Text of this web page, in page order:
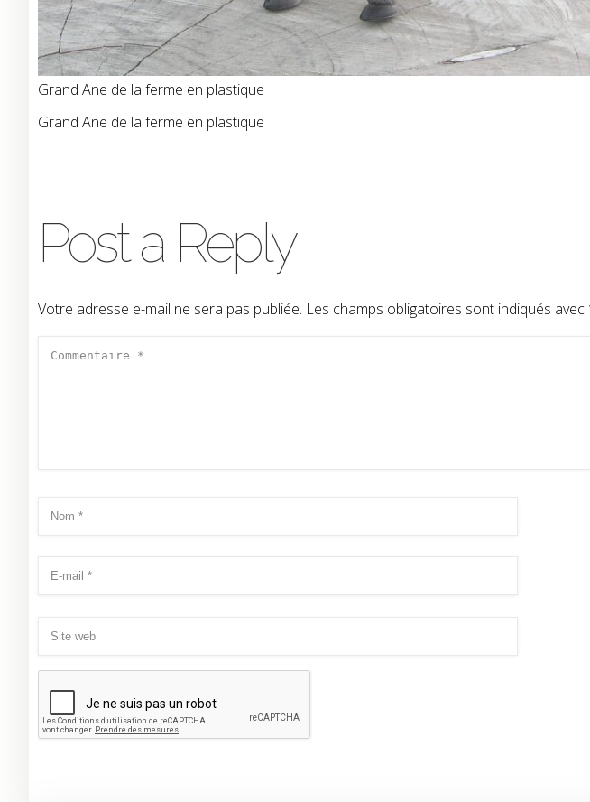
Grand Ane de la ferme en plastique
Grand Ane de la ferme en plastique
Post a Reply
Votre adresse e-mail ne sera pas publiée. Les champs obligatoires sont indiqués avec